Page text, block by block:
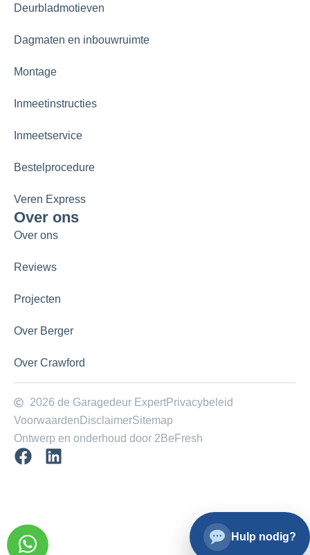
Deurbladmotieven
Dagmaten en inbouwruimte
Montage
Inmeetinstructies
Inmeetservice
Bestelprocedure
Veren Express
Over ons
Over ons
Reviews
Projecten
Over Berger
Over Crawford
2026 de Garagedeur ExpertPrivacybeleid
Voorwaarden DisclaimerSitemap
Ontwerp en onderhoud door 2BeFresh
Hulp nodig?